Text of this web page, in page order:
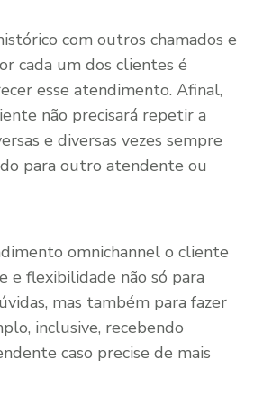
com outros chamados e
cada um dos clientes é
esse atendimento. Afinal,
não precisará repetir a
e diversas vezes sempre
para outro atendente ou
omnichannel o cliente
e flexibilidade não só para
mas também para fazer
inclusive, recebendo
caso precise de mais